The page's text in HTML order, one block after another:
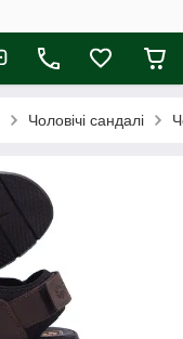
Чоловічі сандалі